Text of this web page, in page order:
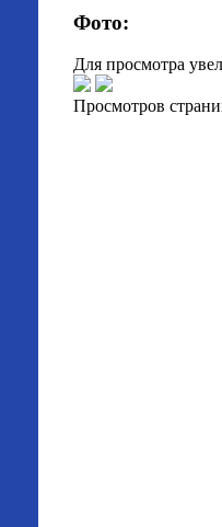
Фото:
Для просмотра
Просмотров